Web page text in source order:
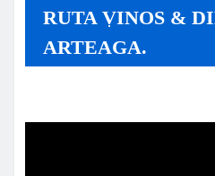
RUTA VINOS &
ARTEAGA.